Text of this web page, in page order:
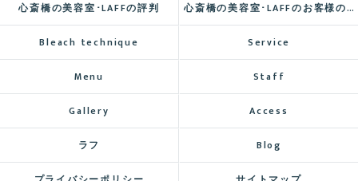
心斎橋の美容室･LAFFの評判 心斎橋の美容室･LAFFのお客様の声
Bleach technique Service
Menu Staff
Gallery Access
ラフ Blog